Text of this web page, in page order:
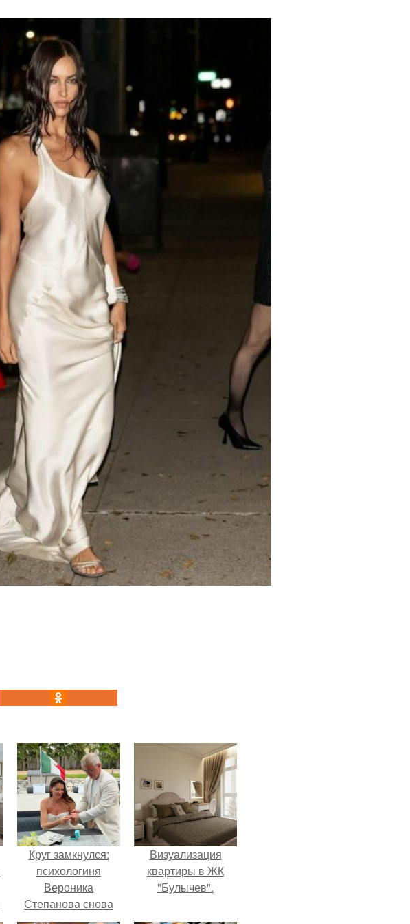
Круг замкнулся:
психологиня
Вероника
Степанова снова
вышла замуж за
Визуализация
квартиры в ЖК
"Булычев".